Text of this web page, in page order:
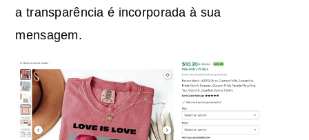
a transparência é incorporada à sua
mensagem.